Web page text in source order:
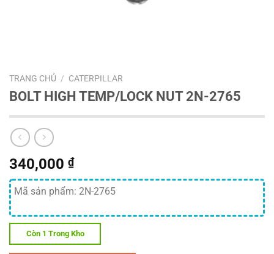
TRANG CHỦ / CATERPILLAR
BOLT HIGH TEMP/LOCK NUT 2N-2765
340,000 ₫
Mã sản phẩm: 2N-2765
Còn 1 Trong Kho